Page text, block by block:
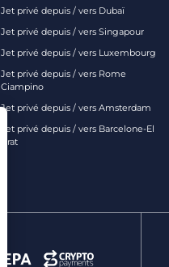
Jet privé depuis / vers Dubaï
Jet privé depuis / vers Singapour
Jet privé depuis / vers Luxembourg
Jet privé depuis / vers Rome
Ciampino
Jet privé depuis / vers Amsterdam
Jet privé depuis / vers Barcelone-El
Prat